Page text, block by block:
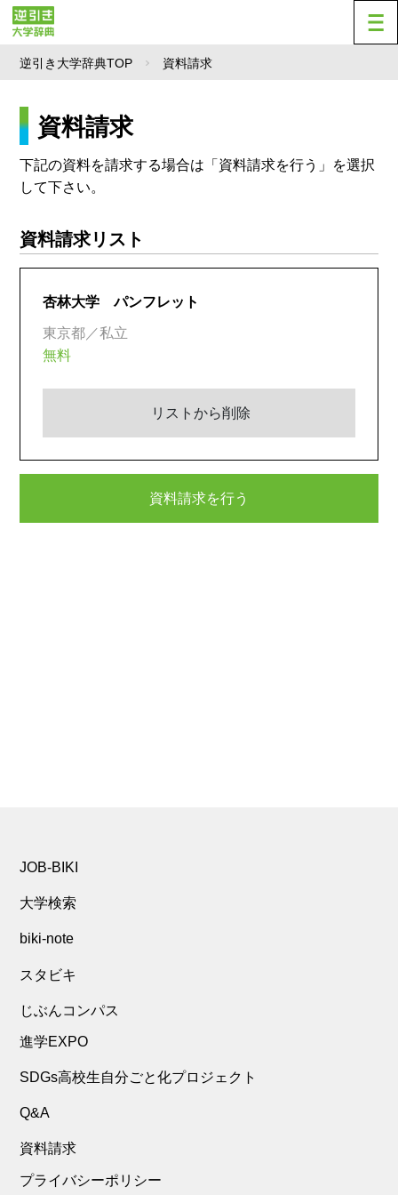
逆引き大学辞典TOP 資料請求
資料請求
下記の資料を請求する場合は「資料請求を行う」を選択
して下さい。
資料請求リスト
杏林大学 パンフレット
東京都／私立
無料
リストから削除
資料請求を行う
JOB-BIKI
大学検索
biki-note
スタビキ
じぶんコンパス
進学EXPO
SDGs高校生自分ごと化プロジェクト
Q&A
資料請求
プライバシーポリシー